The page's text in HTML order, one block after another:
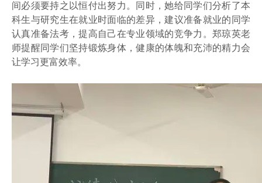
间必须要持之以恒付出努力。同时，她给同学们分析了本
科生与研究生在就业时面临的差异，建议准备就业的同学
认真准备法考，提高自己在专业领域的竞争力。郑琼英老
师提醒同学们坚持锻炼身体，健康的体魄和充沛的精力会
让学习更富效率。